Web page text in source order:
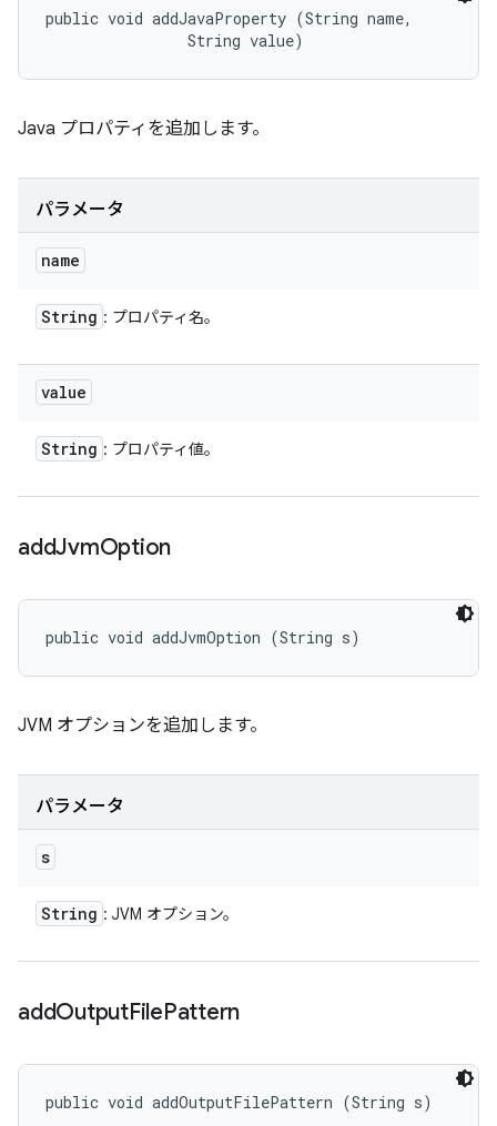
public void addJavaProperty (String name,
                String value)
Java プロパティを追加します。
パラメータ
name
String : プロパティ名。
value
String : プロパティ値。
addJvmOption
public void addJvmOption (String s)
JVM オプションを追加します。
パラメータ
s
String : JVM オプション。
addOutputFilePattern
public void addOutputFilePattern (String s)